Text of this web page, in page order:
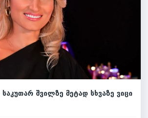
საკუთარ შვილზე მეტად სხვაზე ვიცი